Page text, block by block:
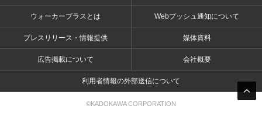
ウォーカープラスとは Webプッシュ通知について
プレスリリース・情報提供 媒体資料
広告掲載について 会社概要
利用者情報の外部送信について
©KADOKAWA CORPORATION